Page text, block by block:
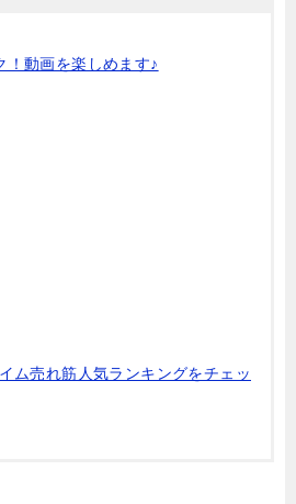
！動画を楽しめます♪
ム売れ筋人気ランキングをチェッ